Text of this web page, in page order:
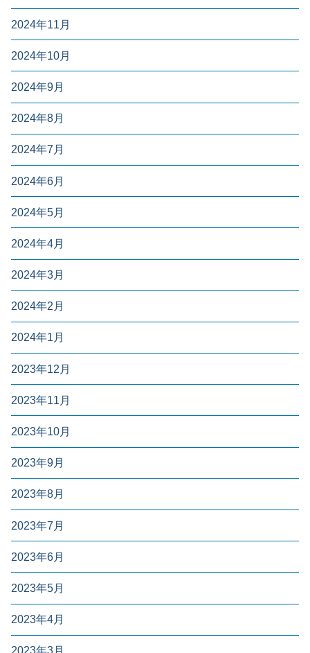
2024年11月
2024年10月
2024年9月
2024年8月
2024年7月
2024年6月
2024年5月
2024年4月
2024年3月
2024年2月
2024年1月
2023年12月
2023年11月
2023年10月
2023年9月
2023年8月
2023年7月
2023年6月
2023年5月
2023年4月